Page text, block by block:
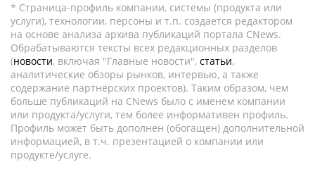
* Страница-профиль компании, системы (продукта или
услуги), технологии, персоны и т.п. создается редактором
на основе анализа архива публикаций портала CNews.
Обрабатываются тексты всех редакционных разделов
(новости, включая "Главные новости", статьи,
аналитические обзоры рынков, интервью, а также
содержание партнёрских проектов). Таким образом, чем
больше публикаций на CNews было с именем компании
или продукта/услуги, тем более информативен профиль.
Профиль может быть дополнен (обогащен) дополнительной
информацией, в т.ч. презентацией о компании или
продукте/услуге.